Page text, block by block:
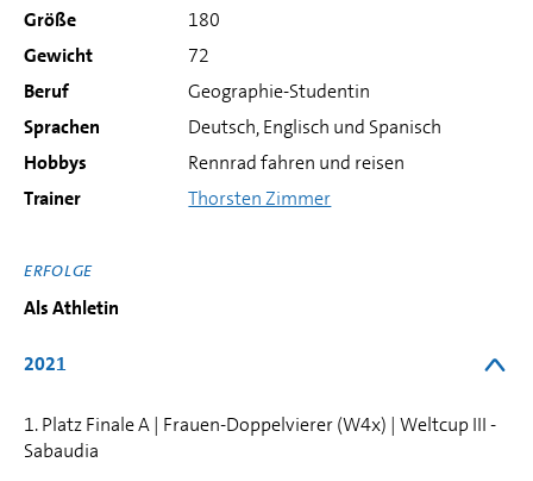
Größe
180
Gewicht
72
Beruf
Geographie-Studentin
Sprachen
Deutsch, Englisch und Spanisch
Hobbys
Rennrad fahren und reisen
Trainer
Thorsten Zimmer
ERFOLGE
Als Athletin
2021
1. Platz Finale A | Frauen-Doppelvierer (W4x) | Weltcup III -
Sabaudia